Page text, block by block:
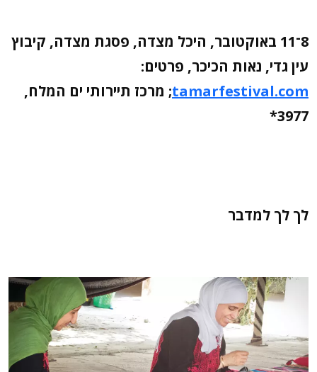
8־11 באוקטובר, היכל מצדה, פסגת מצדה, קיבוץ
עין גדי, נאות הכיכר, פרטים:
tamarfestival.com; מרכז תיירותי ים המלח,
3977*
לך לך למדבר